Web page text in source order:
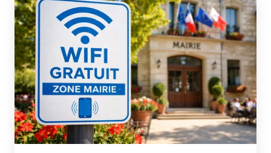
territorial
:
un
levier
stratégique
pour
les
collectivités